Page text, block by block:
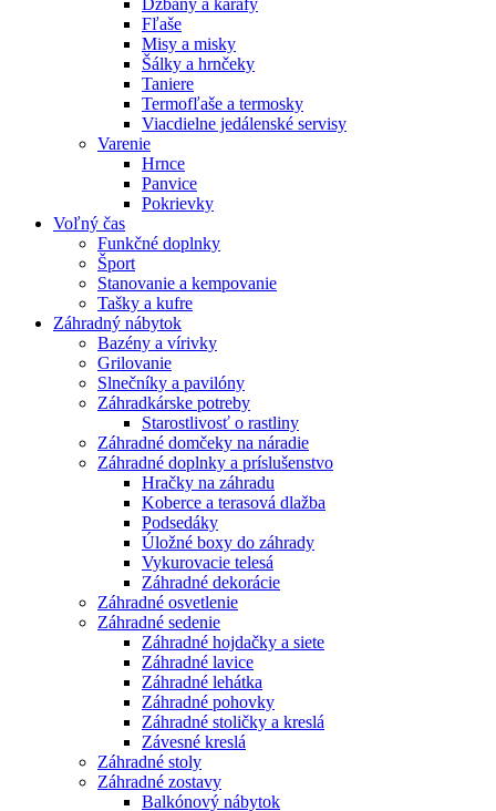
Fľaše
Misy a misky
Šálky a hrnčeky
Taniere
Termofľaše a termosky
Viacdielne jedálenské servisy
Varenie
Hrnce
Panvice
Pokrievky
Voľný čas
Funkčné doplnky
Šport
Stanovanie a kempovanie
Tašky a kufre
Záhradný nábytok
Bazény a vírivky
Grilovanie
Slnečníky a pavilóny
Záhradkárske potreby
Starostlivosť o rastliny
Záhradné domčeky na náradie
Záhradné doplnky a príslušenstvo
Hračky na záhradu
Koberce a terasová dlažba
Podsedáky
Úložné boxy do záhrady
Vykurovacie telesá
Záhradné dekorácie
Záhradné osvetlenie
Záhradné sedenie
Záhradné hojdačky a siete
Záhradné lavice
Záhradné lehátka
Záhradné pohovky
Záhradné stoličky a kreslá
Závesné kreslá
Záhradné stoly
Záhradné zostavy
Balkónový nábytok